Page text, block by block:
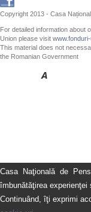
Copyright 2013 - Casa
For detailed information about
Union please visit
This material does not
the Romanian Government
Casa Naţională de
îmbunătăţirea
Continuând, îţi exprimi